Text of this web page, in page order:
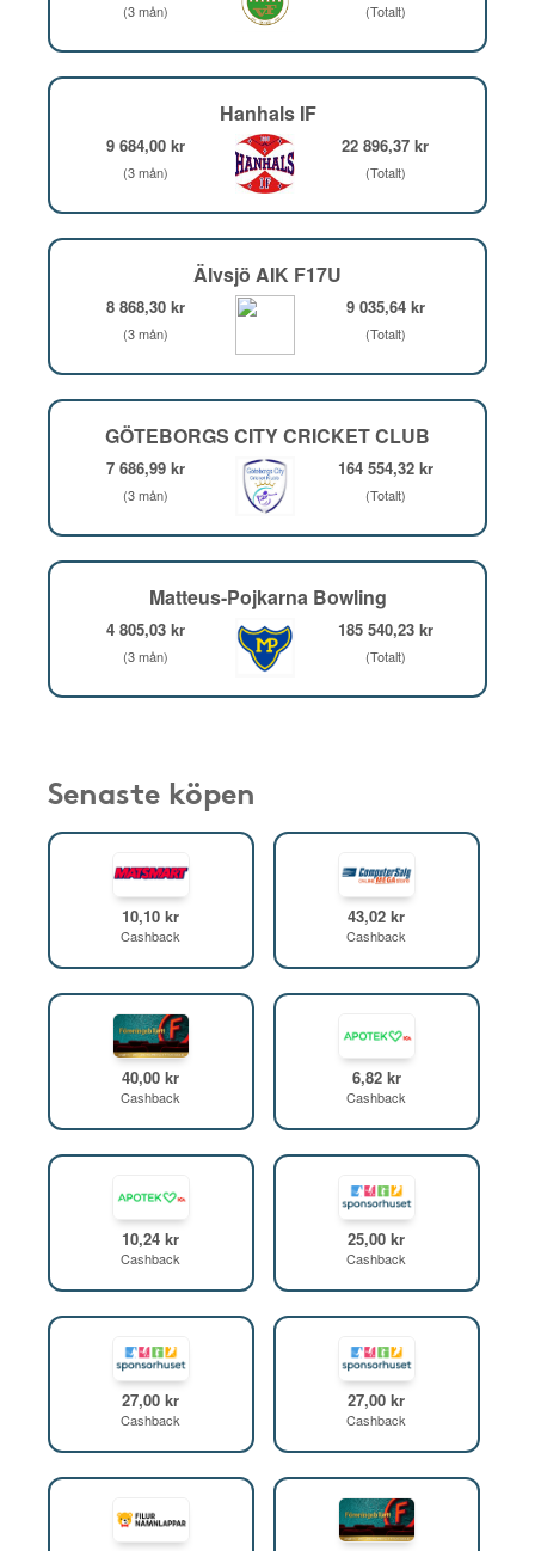
(3 mån) (Totalt)
Hanhals IF
9 684,00 kr
(3 mån)
22 896,37 kr
(Totalt)
Älvsjö AIK F17U
8 868,30 kr
(3 mån)
9 035,64 kr
(Totalt)
GÖTEBORGS CITY CRICKET CLUB
7 686,99 kr
(3 mån)
164 554,32 kr
(Totalt)
Matteus-Pojkarna Bowling
4 805,03 kr
(3 mån)
185 540,23 kr
(Totalt)
Senaste köpen
10,10 kr
Cashback
43,02 kr
Cashback
40,00 kr
Cashback
6,82 kr
Cashback
10,24 kr
Cashback
25,00 kr
Cashback
27,00 kr
Cashback
27,00 kr
Cashback